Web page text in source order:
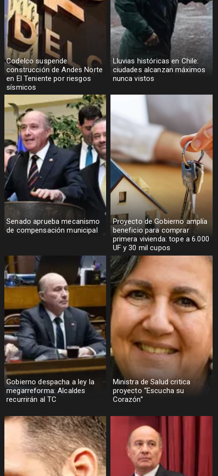
Codelco suspende
construcción de Andes Norte
en El Teniente por riesgos
sísmicos
Lluvias históricas en Chile:
ciudades alcanzan máximos
nunca vistos
Senado aprueba mecanismo
de compensación municipal
Proyecto de Gobierno amplía
beneficio para comprar
primera vivienda: tope a 6.000
UF y 30 mil cupos
Gobierno despacha a ley la
megarreforma: Alcaldes
recurrirán al TC
Ministra de Salud critica
proyecto “Escucha su
Corazón”